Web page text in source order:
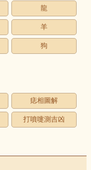
龍
羊
狗
痣相圖解
打噴嚏測吉凶